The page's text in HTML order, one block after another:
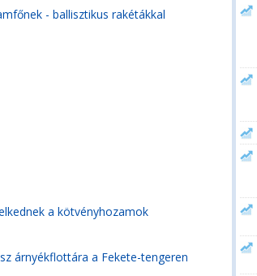
- ballisztikus rakétákkal
a kötvényhozamok
árnyékflottára a Fekete-tengeren